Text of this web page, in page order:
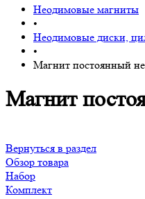
Неодимовые магниты
•
Неодимовые диски,
•
Магнит постоянный
Магнит
Вернуться в раздел
Обзор товара
Набор
Комплект